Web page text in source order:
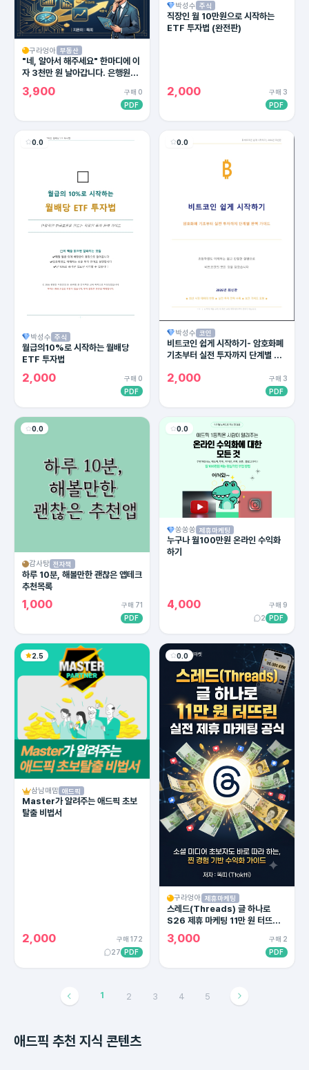
구라엉아 부동산
"네, 알아서 해주세요" 한마디에 이
자 3천만 원 날아갑니다. 은행원이
3,900
구매 0
PDF
박성수 주식
직장인 월 10만원으로 시작하는
ETF 투자법 (완전판)
2,000
구매 3
PDF
0.0
박성수 주식
월급의10%로 시작하는 월배당
ETF 투자법
2,000
구매 0
PDF
0.0
박성수 코인
비트코인 쉽게 시작하기- 암호화폐
기초부터 실전 투자까지 단계별 완
2,000
구매 3
PDF
0.0
감사탕 전자책
하루 10분, 해볼만한 괜찮은 앱테크
추천목록
1,000
구매 71
PDF
0.0
쏭쏭쏭 제휴마케팅
누구나 월100만원 온라인 수익화
하기
4,000
구매 9
2
PDF
2.5
삼남매맘 애드픽
Master가 알려주는 애드픽 초보
탈출 비법서
2,000
구매 172
27
PDF
0.0
구라엉아 제휴마케팅
스레드(Threads) 글 하나로
S26 제휴 마케팅 11만 원 터뜨린
실전 공식
3,000
구매 2
PDF
1 2 3 4 5
애드픽 추천 지식 콘텐츠